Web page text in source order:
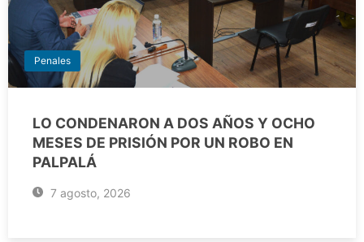
Penales
LO CONDENARON A DOS AÑOS Y OCHO
MESES DE PRISIÓN POR UN ROBO EN
PALPALÁ
7 agosto, 2026